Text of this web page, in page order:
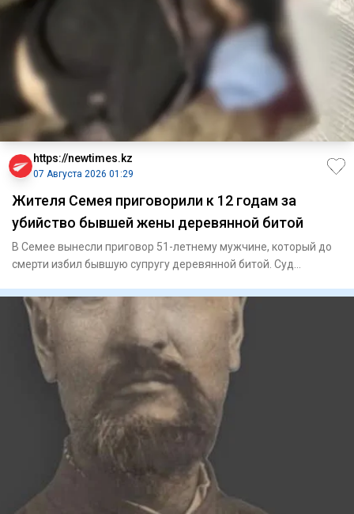
https://newtimes.kz
07 Августа 2026 01:29
Жителя Семея приговорили к 12 годам за
убийство бывшей жены деревянной битой
В Семее вынесли приговор 51-летнему мужчине, который до
смерти избил бывшую супругу деревянной битой. Суд